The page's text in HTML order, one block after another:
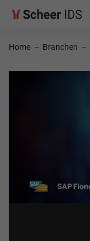
Home – Branchen –